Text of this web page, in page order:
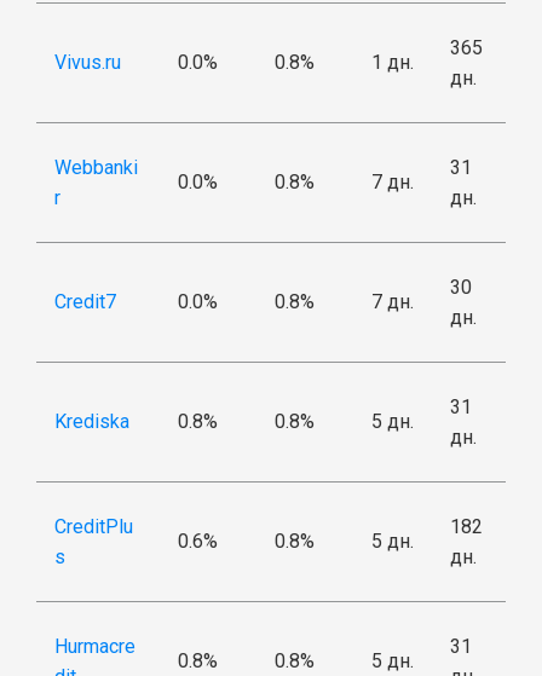
Vivus.ru 0.0% 0.8% 1 дн.
365
дн.
Webbanki
r
0.0% 0.8% 7 дн.
31
дн.
Credit7 0.0% 0.8% 7 дн.
30
дн.
Krediska 0.8% 0.8% 5 дн.
31
дн.
CreditPlu
s
0.6% 0.8% 5 дн.
182
дн.
Hurmacre
0.8% 0.8% 5 дн.
31